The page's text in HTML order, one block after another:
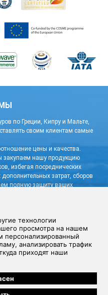
по Греции, Кипру и Мальте,
своим клиентам самые
цены и качества.
закупаем нашу продукцию
избегая посреднических
дополнительных затрат, сборов
полную защиту ваших
с нами!
конфиденциальности
CY-1065, Никосия, Кипр, Номер
на Кипре) Контактная